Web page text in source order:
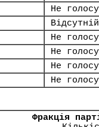
Не
Відсутній
Не
Не
Не
Не
Фракція